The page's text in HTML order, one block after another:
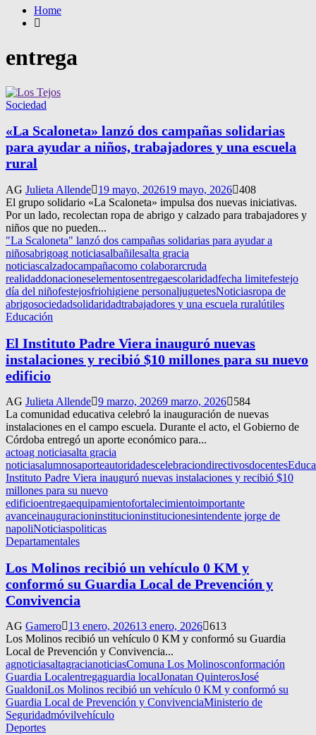
Home
entrega
Sociedad
«La Scaloneta» lanzó dos campañas solidarias
para ayudar a niños, trabajadores y una escuela
rural
AG Julieta Allende 19 mayo, 202619 mayo, 2026 408
El grupo solidario «La Scaloneta» impulsa dos nuevas iniciativas.
Por un lado, recolectan ropa de abrigo y calzado para trabajadores y
niños que no pueden...
"La Scaloneta" lanzó dos campañas solidarias para ayudar a
niñosabrigoag noticiasalbañilesalta gracia
noticiascalzadocampañacomo colaborarcruda
realidaddonacioneselementosentregaescolaridadfecha limitefestejo
día del niñofestejosfriohigiene personaljuguetesNoticiasropa de
abrigosociedadsolidaridadtrabajadores y una escuela ruralútiles
Educación
El Instituto Padre Viera inauguró nuevas
instalaciones y recibió $10 millones para su nuevo
edificio
AG Julieta Allende 9 marzo, 20269 marzo, 2026
584
La comunidad educativa celebró la inauguración de nuevas
instalaciones en el campo escuela. Durante el acto, el Gobierno de
Córdoba entregó un aporte económico para...
actoag noticiasalta gracia
noticiasalumnosaporteautoridadescelebraciondirectivosdocentes
Instituto Padre Viera inauguró nuevas instalaciones y recibió $10
millones para su nuevo
edificioentregaequipamientofortalecimientoimportante
avanceinauguracioninstitucioninstitucionesintendente jorge de
napoliNoticiaspoliticas
Departamentales
Los Molinos recibió un vehículo 0 KM y
conformó su Guardia Local de Prevención y
Convivencia
AG Gamero 13 enero, 202613 enero, 2026 613
Los Molinos recibió un vehículo 0 KM y conformó su Guardia
Local de Prevención y Convivencia...
agnoticiasaltagracianoticiasComuna Los Molinosconformación
Guardia Localentregaguardia localJonatan QuinterosJosé
GualdoniLos Molinos recibió un vehículo 0 KM y conformó su
Guardia Local de Prevención y ConvivenciaMinisterio de
Seguridadmóvilvehículo
Deportes